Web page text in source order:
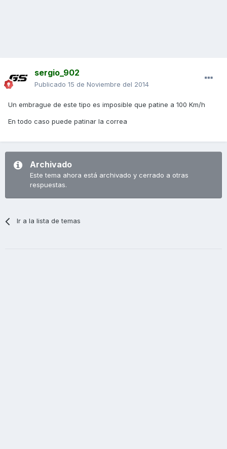
sergio_902
Publicado 15 de Noviembre del 2014
Un embrague de este tipo es imposible que patine a 100 Km/h
En todo caso puede patinar la correa
Archivado
Este tema ahora está archivado y cerrado a otras
respuestas.
Ir a la lista de temas